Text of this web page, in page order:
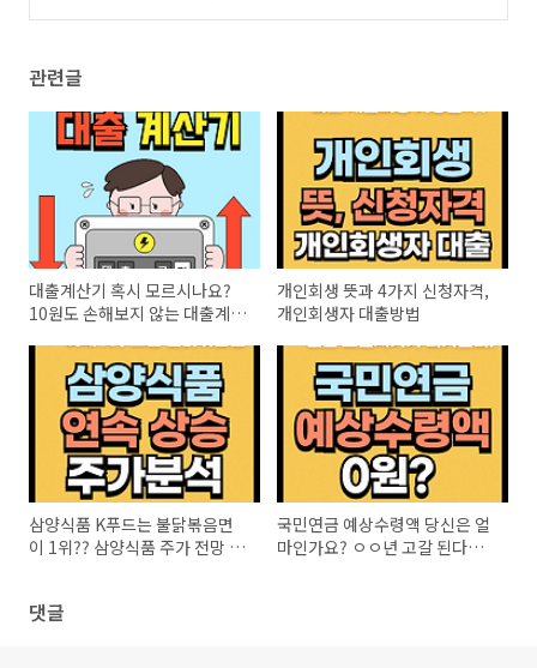
관련글
대출계산기 혹시 모르시나요?
10원도 손해보지 않는 대출계산
개인회생 뜻과 4가지 신청자격,
개인회생자 대출방법
삼양식품 K푸드는 불닭볶음면
이 1위?? 삼양식품 주가 전망 분
국민연금 예상수령액 당신은 얼
마인가요? ㅇㅇ년 고갈 된다는
댓글